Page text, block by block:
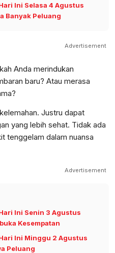
Ini Selasa 4 Agustus
Banyak Peluang
Advertisement
Anda merindukan
baru? Atau merasa
Justru dapat
yang lebih sehat. Tidak ada
tenggelam dalam nuansa
Advertisement
Ini Senin 3 Agustus
Kesempatan
Ini Minggu 2 Agustus
Peluang